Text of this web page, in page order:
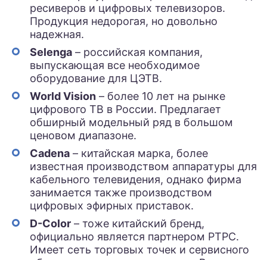
ресиверов и цифровых телевизоров.
Продукция недорогая, но довольно
надежная.
Selenga – российская компания,
выпускающая все необходимое
оборудование для ЦЭТВ.
World Vision – более 10 лет на рынке
цифрового ТВ в России. Предлагает
обширный модельный ряд в большом
ценовом диапазоне.
Cadena – китайская марка, более
известная производством аппаратуры для
кабельного телевидения, однако фирма
занимается также производством
цифровых эфирных приставок.
D-Color – тоже китайский бренд,
официально является партнером РТРС.
Имеет сеть торговых точек и сервисного